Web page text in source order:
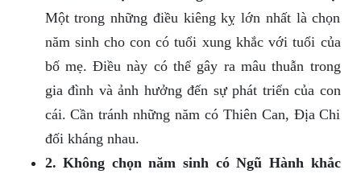
Một trong những điều kiêng kỵ lớn nhất là chọn
năm sinh cho con có tuổi xung khắc với tuổi của
bố mẹ. Điều này có thể gây ra mâu thuẫn trong
gia đình và ảnh hưởng đến sự phát triển của con
cái. Cần tránh những năm có Thiên Can, Địa Chi
đối kháng nhau.
2. Không chọn năm sinh có Ngũ Hành khắc